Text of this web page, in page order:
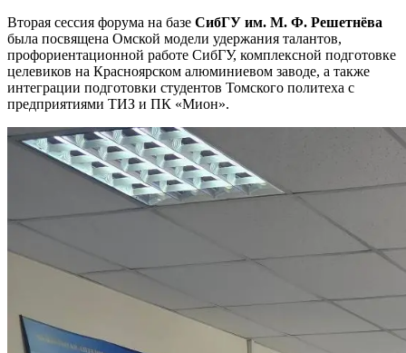
Вторая сессия форума на базе СибГУ им. М. Ф. Решетнёва
была посвящена Омской модели удержания талантов,
профориентационной работе СибГУ, комплексной подготовке
целевиков на Красноярском алюминиевом заводе, а также
интеграции подготовки студентов Томского политеха с
предприятиями ТИЗ и ПК «Мион».